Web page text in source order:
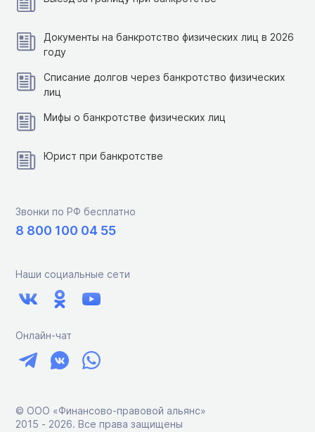
Документы на банкротство физических лиц в 2026
году
Списание долгов через банкротство физических
лиц
Мифы о банкротстве физических лиц
Юрист при банкротстве
Звонки по РФ бесплатно
8 800 100 04 55
Наши социальные сети
Онлайн-чат
© ООО «Финансово-правовой альянс»
2015 ‑ 2026. Все права защищены